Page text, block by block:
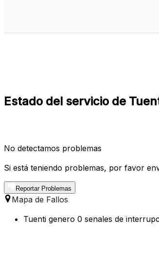
Estado del servicio de
No detectamos problemas
Si está teniendo problemas, por favor
Reportar Problemas
Mapa de Fallos
Tuenti genero 0 senales de